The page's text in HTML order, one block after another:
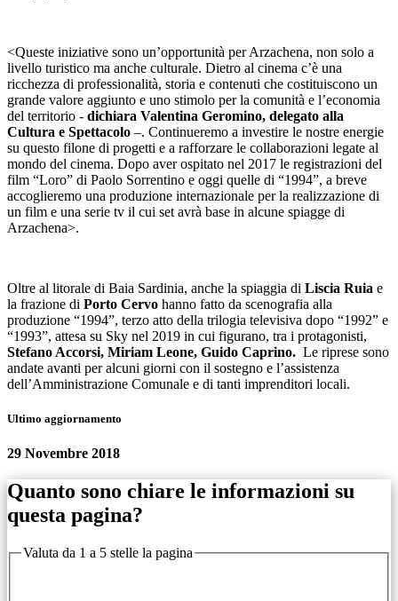
<Queste iniziative sono un’opportunità per Arzachena, non solo a
livello turistico ma anche culturale. Dietro al cinema c’è una
ricchezza di professionalità, storia e contenuti che costituiscono un
grande valore aggiunto e uno stimolo per la comunità e l’economia
del territorio - dichiara Valentina Geromino, delegato alla
Cultura e Spettacolo –. Continueremo a investire le nostre energie
su questo filone di progetti e a rafforzare le collaborazioni legate al
mondo del cinema. Dopo aver ospitato nel 2017 le registrazioni del
film “Loro” di Paolo Sorrentino e oggi quelle di “1994”, a breve
accoglieremo una produzione internazionale per la realizzazione di
un film e una serie tv il cui set avrà base in alcune spiagge di
Arzachena>.
Oltre al litorale di Baia Sardinia, anche la spiaggia di Liscia Ruia e
la frazione di Porto Cervo hanno fatto da scenografia alla
produzione “1994”, terzo atto della trilogia televisiva dopo “1992” e
“1993”, attesa su Sky nel 2019 in cui figurano, tra i protagonisti,
Stefano Accorsi, Miriam Leone, Guido Caprino. Le riprese sono
andate avanti per alcuni giorni con il sostegno e l’assistenza
dell’Amministrazione Comunale e di tanti imprenditori locali.
Ultimo aggiornamento
29 Novembre 2018
Quanto sono chiare le informazioni su
questa pagina?
Valuta da 1 a 5 stelle la pagina